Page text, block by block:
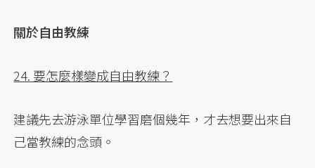
關於自由教練
24. 要怎麼樣變成自由教練？
建議先去游泳單位學習磨個幾年，才去想要出來自
己當教練的念頭。